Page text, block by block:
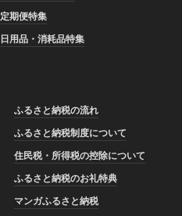
定期便特集
日用品・消耗品特集
ふるさと納税の流れ
ふるさと納税制度について
住民税・所得税の控除について
ふるさと納税のお礼特典
マンガふるさと納税